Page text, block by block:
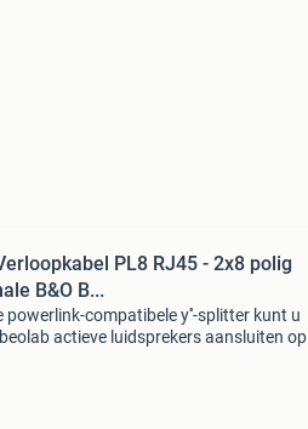
PL8 RJ45 - 2x8 polig
B&O B...
powerlink-compatibele y''-splitter kunt u
actieve luidsprekers aansluiten op